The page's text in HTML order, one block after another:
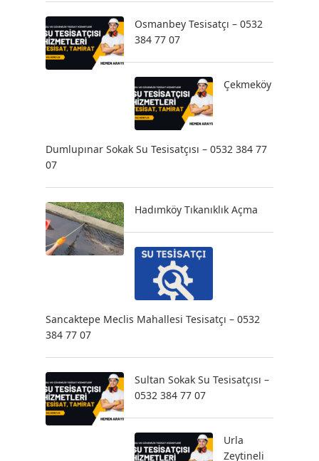
Osmanbey Tesisatçı – 0532
384 77 07
Çekmeköy
Dumlupınar Sokak Su Tesisatçısı – 0532 384 77
07
Hadımköy Tıkanıklık Açma
Sancaktepe Meclis Mahallesi Tesisatçı – 0532
384 77 07
Sultan Sokak Su Tesisatçısı –
0532 384 77 07
Urla
Zeytineli